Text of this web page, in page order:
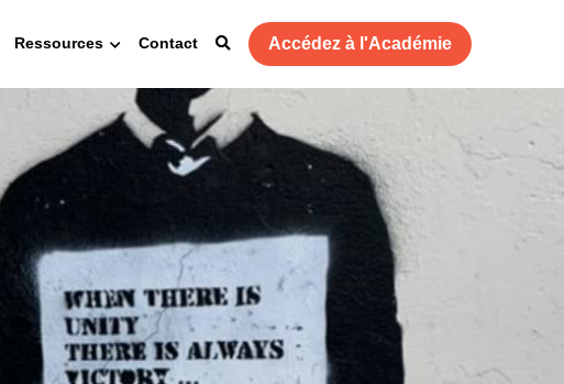
Ressources Contact Accédez à l'Académie